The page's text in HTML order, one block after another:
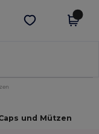
App holen
und Mützen